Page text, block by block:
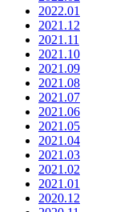
2022.01
2021.12
2021.11
2021.10
2021.09
2021.08
2021.07
2021.06
2021.05
2021.04
2021.03
2021.02
2021.01
2020.12